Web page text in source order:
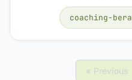
coaching-
« Previous